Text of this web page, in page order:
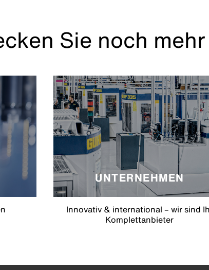
Sie noch
UNTERNEHMEN
Innovativ & international – wir sind
Komplettanbieter